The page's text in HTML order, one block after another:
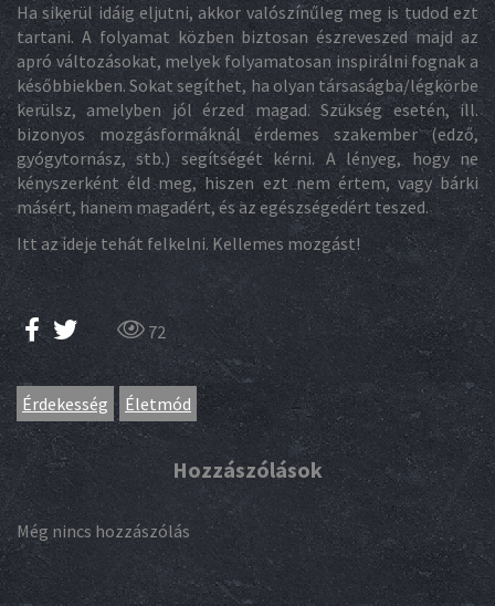
Ha sikerül idáig eljutni, akkor valószínűleg meg is tudod ezt
tartani. A folyamat közben biztosan észreveszed majd az
apró változásokat, melyek folyamatosan inspirálni fognak a
későbbiekben. Sokat segíthet, ha olyan társaságba/légkörbe
kerülsz, amelyben jól érzed magad. Szükség esetén, ill.
bizonyos mozgásformáknál érdemes szakember (edző,
gyógytornász, stb.) segítségét kérni. A lényeg, hogy ne
kényszerként éld meg, hiszen ezt nem értem, vagy bárki
másért, hanem magadért, és az egészségedért teszed.
Itt az ideje tehát felkelni. Kellemes mozgást!
72
Érdekesség Életmód
Hozzászólások
Még nincs hozzászólás